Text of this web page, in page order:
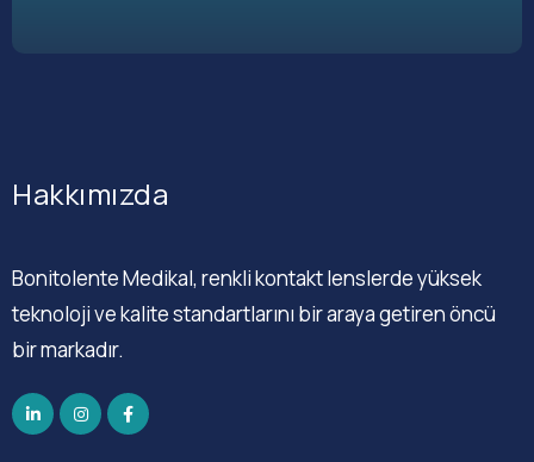
Hakkımızda
Bonitolente Medikal, renkli kontakt lenslerde yüksek
teknoloji ve kalite standartlarını bir araya getiren öncü
bir markadır.